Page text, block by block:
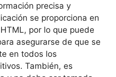
precisa y
se proporciona en
por lo que puede
asegurarse de que se
en todos los
También, es